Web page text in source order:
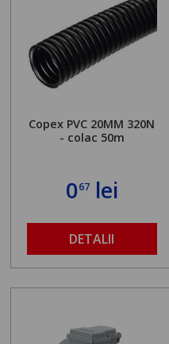
Copex PVC 20MM 320N
- colac 50m
067lei
DETALII